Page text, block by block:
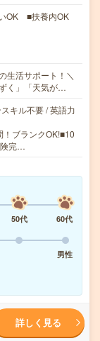
OK ■扶養内OK
生活サポート！＼
く」「天気が…
キル不要 / 英語力
ブランクOK!■10
険完…
50代
60代
男性
詳しく見る